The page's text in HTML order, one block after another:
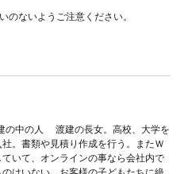
のないようご注意ください。
の中の人 渡建の長女。高校、大学を
。書類や見積り作成を行う。またＷ
ていて、オンラインの事なら会社内で